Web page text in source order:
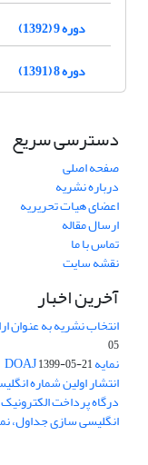
دوره 9 (1392)
دوره 8 (1391)
دسترسی سریع
صفحه اصلی
درباره نشریه
اعضای هیات تحریریه
ارسال مقاله
تماس با ما
نقشه سایت
آخرین اخبار
انتخاب نشریه به عنوان
05
نمایه DOAJ1399-05-21
انتشار اولین شماره
درگاه پرداخت الکترونیک
انگلیسی سازی جداول،